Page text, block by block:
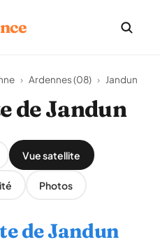
› Ardennes (08) › Jandun
de Jandun
Vue satellite
Photos
de Jandun